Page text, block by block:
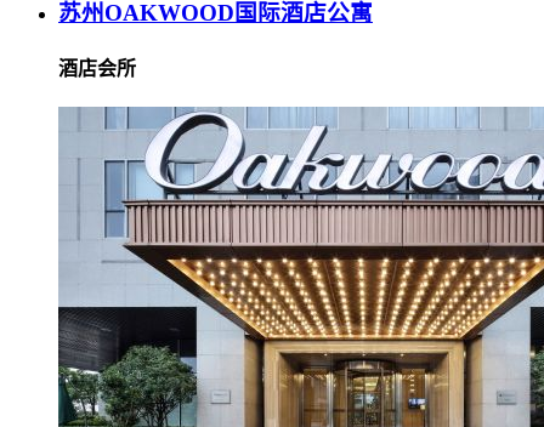
苏州OAKWOOD国际酒店公寓
酒店会所